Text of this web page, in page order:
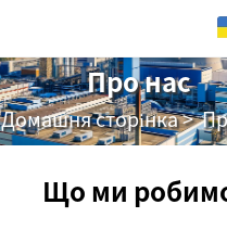
Про нас
Домашня сторінка>
Що ми